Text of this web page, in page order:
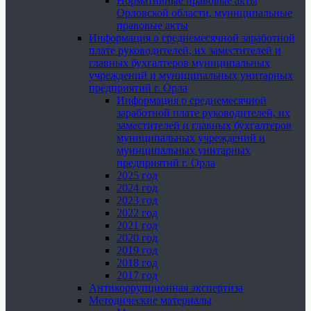
Орловской области, муниципальные
правовые акты
Информация о среднемесячной заработной
плате руководителей, их заместителей и
главных бухгалтеров муниципальных
учреждений и муниципальных унитарных
предприятий г. Орла
Информация о среднемесячной
заработной плате руководителей, их
заместителей и главных бухгалтеров
муниципальных учреждений и
муниципальных унитарных
предприятий г. Орла
2025 год
2024 год
2023 год
2022 год
2021 год
2020 год
2019 год
2018 год
2017 год
Антикоррупционная экспертиза
Методические материалы